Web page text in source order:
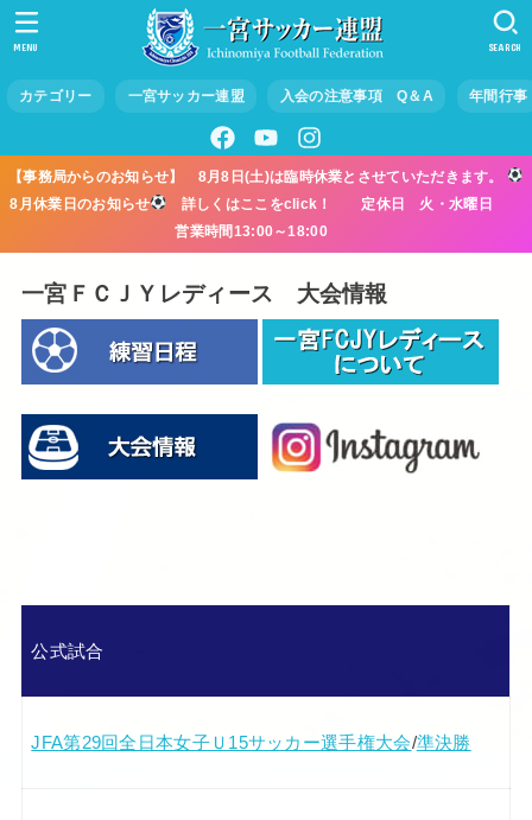
カテゴリー 一宮サッカー連盟 入会の注意事項 Q＆A 年間行事
SEARCH
MENU
【事務局からのお知らせ】 8月8日(土)は臨時休業とさせていただきます。
8月休業日のお知らせ
詳しくはここをclick！ 定休日 火・水曜日
営業時間13:00～18:00
一宮ＦＣＪＹレディース 大会情報
公式試合
JFA第29回全日本女子Ｕ15サッカー選手権大会/準決勝